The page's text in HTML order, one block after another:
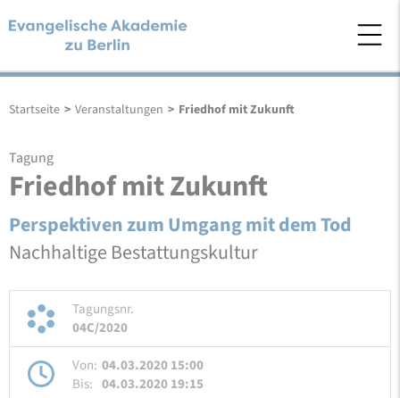
Startseite > Veranstaltungen > Friedhof mit Zukunft
Tagung
Friedhof mit Zukunft
Perspektiven zum Umgang mit dem Tod
Nachhaltige Bestattungskultur
Tagungsnr.
04C/2020
Von: 04.03.2020 15:00
Bis: 04.03.2020 19:15